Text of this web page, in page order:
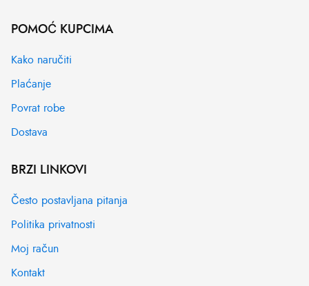
POMOĆ KUPCIMA
Kako naručiti
Plaćanje
Povrat robe
Dostava
BRZI LINKOVI
Često postavljana pitanja
Politika privatnosti
Moj račun
Kontakt